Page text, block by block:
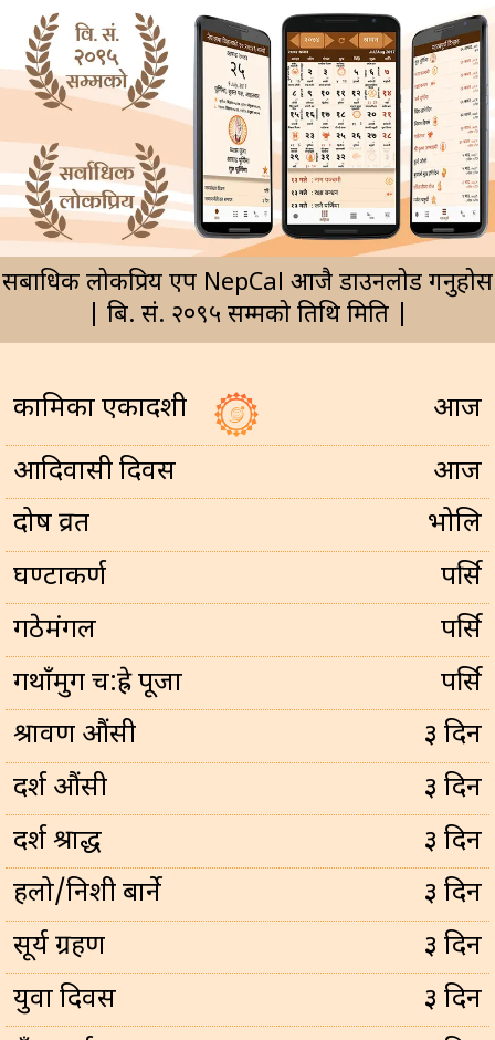
सर्बाधिक लोकप्रिय एप NepCal आजै डाउनलोड गर्नुहोस
| बि. सं. २०९५ सम्मको तिथि मिति |
कामिका एकादशी
आज
आदिवासी दिवस
आज
प्रदोष व्रत
भोलि
घण्टाकर्ण
पर्सि
गठेमंगल
पर्सि
गथाँमुग च:ह्रे पूजा
पर्सि
श्रावण औंसी
३ दिन
दर्श औंसी
३ दिन
दर्श श्राद्ध
३ दिन
हलो/निशी बार्ने
३ दिन
सूर्य ग्रहण
३ दिन
युवा दिवस
३ दिन